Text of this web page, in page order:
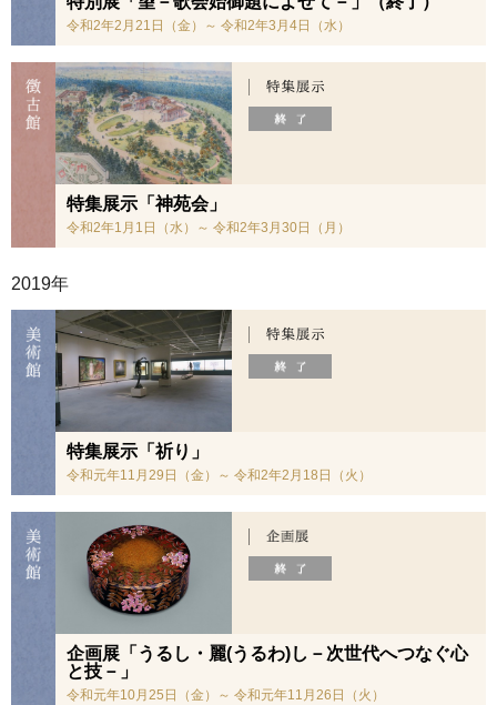
令和2年2月21日（金）～ 令和2年3月4日（水）
特集展示「神苑会」
令和2年1月1日（水）～ 令和2年3月30日（月）
2019年
特集展示「祈り」
令和元年11月29日（金）～ 令和2年2月18日（火）
企画展「うるし・麗(うるわ)し－次世代へつなぐ心
と技－」
令和元年10月25日（金）～ 令和元年11月26日（火）